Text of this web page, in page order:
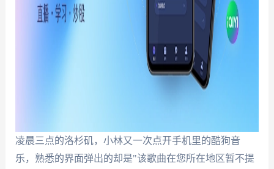
凌晨三点的洛杉矶，小林又一次点开手机里的酷狗音
乐，熟悉的界面弹出的却是"该歌曲在您所在地区暂不提